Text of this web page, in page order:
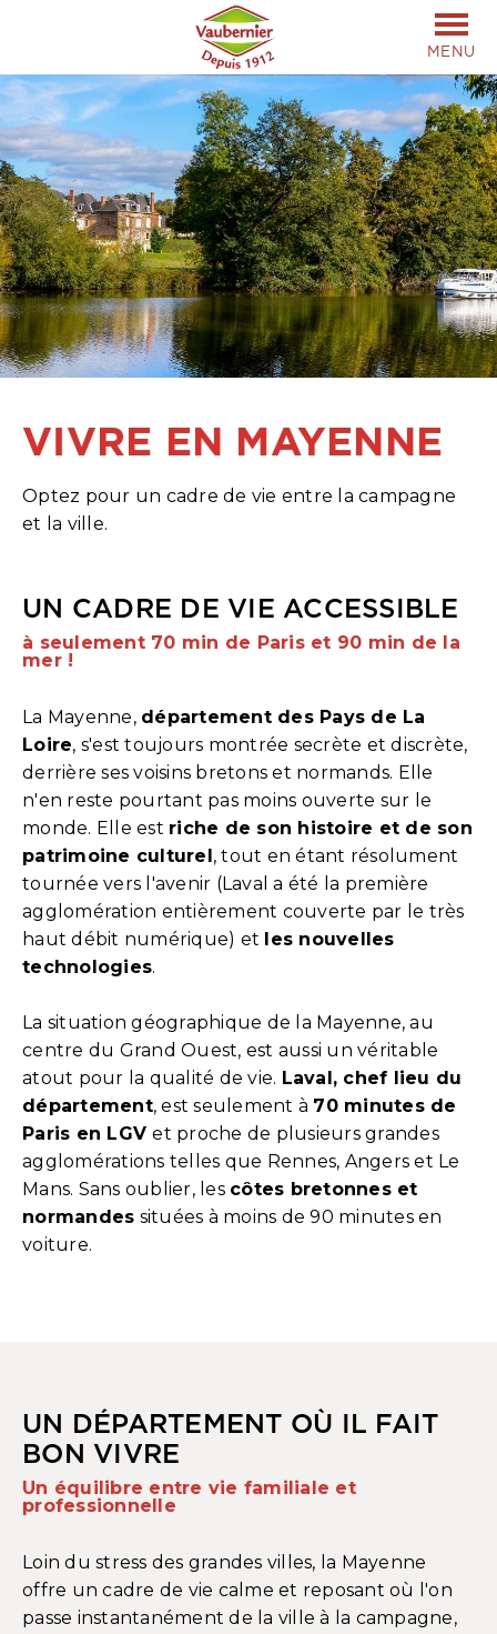
MENU
VIVRE EN MAYENNE
Optez pour un cadre de vie entre la campagne
et la ville.
UN CADRE DE VIE ACCESSIBLE
à seulement 70 min de Paris et 90 min de la
mer !
La Mayenne, département des Pays de La
Loire, s'est toujours montrée secrète et discrète,
derrière ses voisins bretons et normands. Elle
n'en reste pourtant pas moins ouverte sur le
monde. Elle est riche de son histoire et de son
patrimoine culturel , tout en étant résolument
tournée vers l'avenir (Laval a été la première
agglomération entièrement couverte par le très
haut débit numérique) et
les nouvelles
technologies.
La situation géographique de la Mayenne, au
centre du Grand Ouest, est aussi un véritable
atout pour la qualité de vie. Laval, chef lieu du
département, est seulement à 70 minutes de
Paris en LGVet proche de plusieurs grandes
agglomérations telles que Rennes, Angers et Le
Mans. Sans oublier, les côtes bretonnes et
normandes situées à moins de 90 minutes en
voiture.
UN DÉPARTEMENT OÙ IL FAIT
BON VIVRE
Un équilibre entre vie familiale et
professionnelle
Loin du stress des grandes villes, la Mayenne
offre un cadre de vie calme et reposant où l'on
passe instantanément de la ville à la campagne,